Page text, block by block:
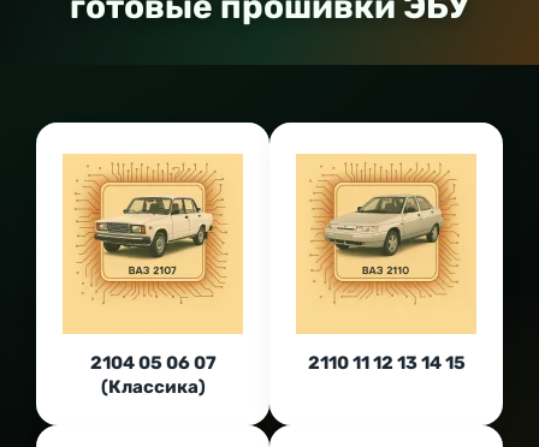
2104 05 06 07
(Классика)
2110 11 12 13 14 15